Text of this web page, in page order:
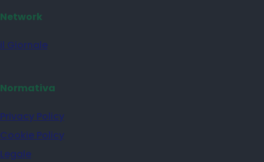
Network
il Giornale
Normativa
Privacy Policy
Cookie Policy
Legale